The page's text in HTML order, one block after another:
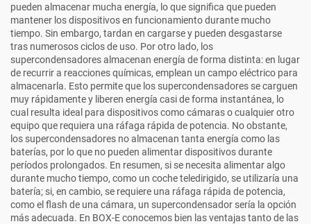
pueden almacenar mucha energía, lo que significa que pueden
mantener los dispositivos en funcionamiento durante mucho
tiempo. Sin embargo, tardan en cargarse y pueden desgastarse
tras numerosos ciclos de uso. Por otro lado, los
supercondensadores almacenan energía de forma distinta: en lugar
de recurrir a reacciones químicas, emplean un campo eléctrico para
almacenarla. Esto permite que los supercondensadores se carguen
muy rápidamente y liberen energía casi de forma instantánea, lo
cual resulta ideal para dispositivos como cámaras o cualquier otro
equipo que requiera una ráfaga rápida de potencia. No obstante,
los supercondensadores no almacenan tanta energía como las
baterías, por lo que no pueden alimentar dispositivos durante
períodos prolongados. En resumen, si se necesita alimentar algo
durante mucho tiempo, como un coche teledirigido, se utilizaría una
batería; si, en cambio, se requiere una ráfaga rápida de potencia,
como el flash de una cámara, un supercondensador sería la opción
más adecuada. En BOX-E conocemos bien las ventajas tanto de las